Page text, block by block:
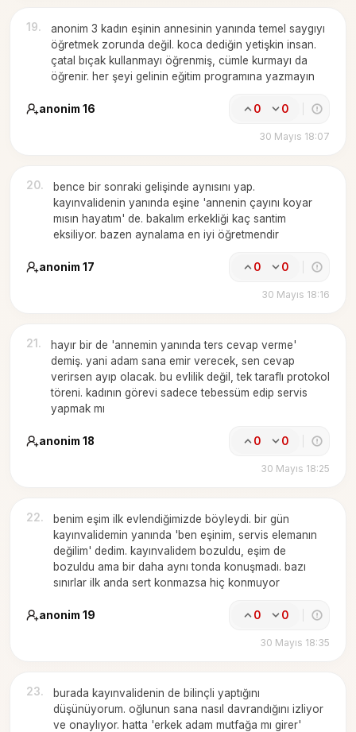
19.
anonim 3 kadın eşinin annesinin yanında temel saygıyı
öğretmek zorunda değil. koca dediğin yetişkin insan.
çatal bıçak kullanmayı öğrenmiş, cümle kurmayı da
öğrenir. her şeyi gelinin eğitim programına yazmayın
anonim 16 0 0
30 Mayıs 18:07
20.
bence bir sonraki gelişinde aynısını yap.
kayınvalidenin yanında eşine 'annenin çayını koyar
mısın hayatım' de. bakalım erkekliği kaç santim
eksiliyor. bazen aynalama en iyi öğretmendir
anonim 17 0 0
30 Mayıs 18:16
21 .
hayır bir de 'annemin yanında ters cevap verme'
demiş. yani adam sana emir verecek, sen cevap
verirsen ayıp olacak. bu evlilik değil, tek taraflı protokol
töreni. kadının görevi sadece tebessüm edip servis
yapmak mı
anonim 18 0 0
30 Mayıs 18:25
22.
benim eşim ilk evlendiğimizde böyleydi. bir gün
kayınvalidemin yanında 'ben eşinim, servis elemanın
değilim' dedim. kayınvalidem bozuldu, eşim de
bozuldu ama bir daha aynı tonda konuşmadı. bazı
sınırlar ilk anda sert konmazsa hiç konmuyor
anonim 19 0 0
30 Mayıs 18:35
23.
burada kayınvalidenin de bilinçli yaptığını
düşünüyorum. oğlunun sana nasıl davrandığını izliyor
ve onaylıyor. hatta 'erkek adam mutfağa mı girer'